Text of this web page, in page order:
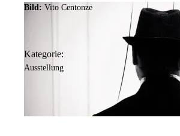
Bild: Vito Centonze
Kategorie:
Ausstellung